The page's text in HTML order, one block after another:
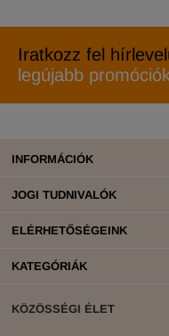
Iratkozz fel
legújabb
INFORMÁCIÓK
JOGI TUDNIVALÓK
ELÉRHETŐSÉGEINK
KATEGÓRIÁK
KÖZÖSSÉGI ÉLET